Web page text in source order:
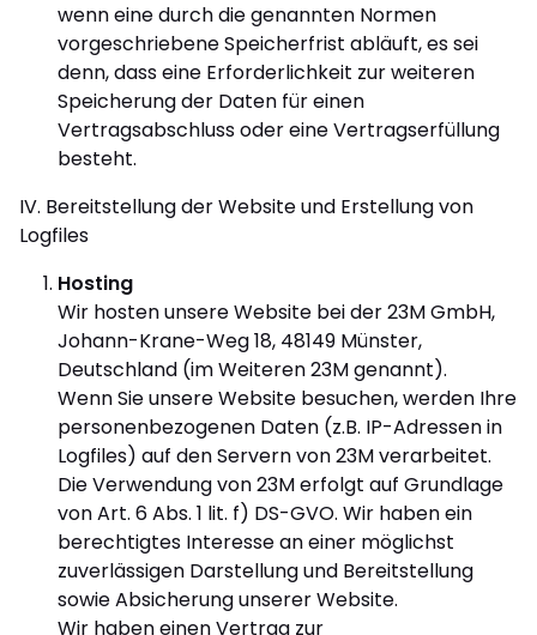
wenn eine durch die genannten Normen
vorgeschriebene Speicherfrist abläuft, es sei
denn, dass eine Erforderlichkeit zur weiteren
Speicherung der Daten für einen
Vertragsabschluss oder eine Vertragserfüllung
besteht.
IV. Bereitstellung der Website und Erstellung von
Logfiles
Hosting
Wir hosten unsere Website bei der 23M GmbH,
Johann-Krane-Weg 18, 48149 Münster,
Deutschland (im Weiteren 23M genannt).
Wenn Sie unsere Website besuchen, werden Ihre
personenbezogenen Daten (z.B. IP-Adressen in
Logfiles) auf den Servern von 23M verarbeitet.
Die Verwendung von 23M erfolgt auf Grundlage
von Art. 6 Abs. 1 lit. f) DS-GVO. Wir haben ein
berechtigtes Interesse an einer möglichst
zuverlässigen Darstellung und Bereitstellung
sowie Absicherung unserer Website.
Wir haben einen Vertrag zur